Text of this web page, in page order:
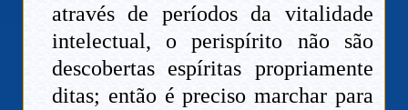
através de períodos da vitalidade
intelectual, o perispírito não são
descobertas espíritas propriamente
ditas; então é preciso marchar para